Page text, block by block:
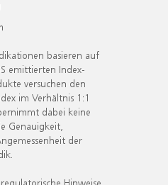
basieren auf
emittierten Index-
versuchen den
im Verhältnis 1:1
dabei keine
Genauigkeit,
der